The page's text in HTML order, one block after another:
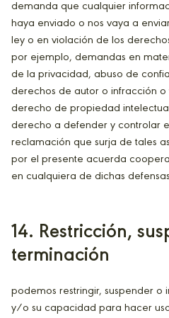
demanda que cualquier
haya enviado o nos vaya a
ley o en violación de los
por ejemplo, demandas en
de la privacidad, abuso de
derechos de autor o infracción
derecho de propiedad
derecho a defender y controlar
reclamación que surja de tales
por el presente acuerda
en cualquiera de dichas
14. Restricción,
terminación
podemos restringir, suspender o
y/o su capacidad para hacer